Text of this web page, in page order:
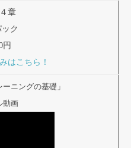
章
ク
円
はこちら！
ニングの基礎」
動画